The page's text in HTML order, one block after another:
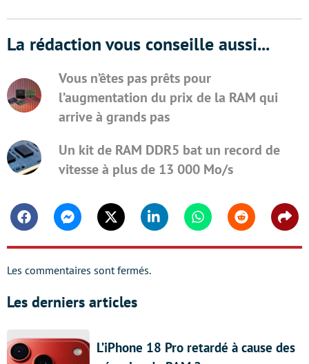
La rédaction vous conseille aussi...
Vous n’êtes pas prêts pour
l’augmentation du prix de la RAM qui
arrive à grands pas
Un kit de RAM DDR5 bat un record de
vitesse à plus de 13 000 Mo/s
FacebookMessengerTwitter Linkedin WhatsappReddit
Les commentaires sont fermés.
Les derniers articles
L’iPhone 18 Pro retardé à cause des